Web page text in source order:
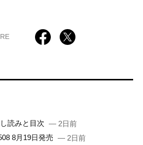
読みと目次 — 2日前
8月19日発売 — 2日前